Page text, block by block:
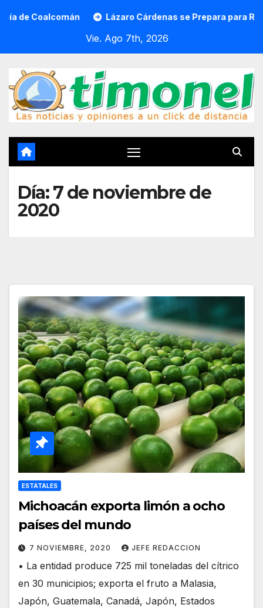
Coalcomán Lázaro Cárdenas se Prepara para Recibir
Vie. Ago 7th, 2026
Día:7 de noviembre de
2020
ESTATALES
Michoacán exporta limón a ocho
países del mundo
7 NOVIEMBRE, 2020 JEFE REDACCION
• La entidad produce 725 mil toneladas del cítrico
en 30 municipios; exporta el fruto a Malasia,
Japón, Guatemala, Canadá, Japón, Estados